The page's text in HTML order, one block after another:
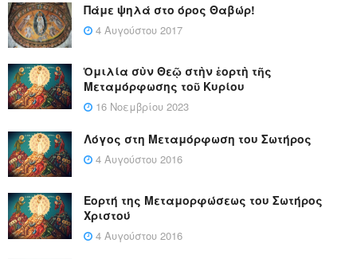
Πάμε ψηλά στο όρος Θαβώρ!
4 Αυγούστου 2017
Ὁμιλία σὺν Θεῷ στὴν ἑορτὴ τῆς
Μεταμόρφωσης τοῦ Κυρίου
16 Νοεμβρίου 2023
Λόγος στη Μεταμόρφωση του Σωτήρος
4 Αυγούστου 2016
Εορτή της Μεταμορφώσεως του Σωτήρος
Χριστού
4 Αυγούστου 2016